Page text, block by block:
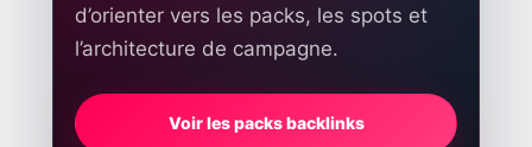
d’orienter vers les packs, les spots et
l’architecture de campagne.
Voir les packs backlinks